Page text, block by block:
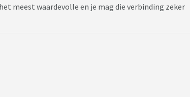
meest waardevolle en je mag die verbinding zeker